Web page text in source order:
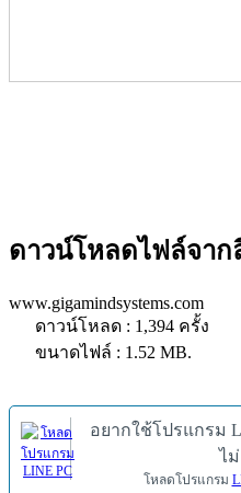
ดาวน์โหลดไฟล์จาก
www.gigamindsystems.com
ดาวน์โหลด : 1,394 ครั้ง
ขนาดไฟล์ : 1.52 MB.
อยากใช้โปรแกรม
ไม่
โหลดโปรแกรม